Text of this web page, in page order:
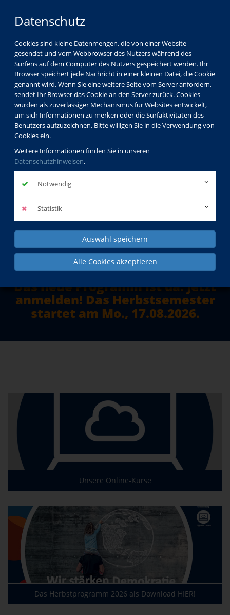
Datenschutz
Cookies sind kleine Datenmengen, die von einer Website
gesendet und vom Webbrowser des Nutzers während des
Surfens auf dem Computer des Nutzers gespeichert werden. Ihr
Browser speichert jede Nachricht in einer kleinen Datei, die Cookie
genannt wird. Wenn Sie eine weitere Seite vom Server anfordern,
sendet Ihr Browser das Cookie an den Server zurück. Cookies
wurden als zuverlässiger Mechanismus für Websites entwickelt,
um sich Informationen zu merken oder die Surfaktivitäten des
Benutzers aufzuzeichnen. Bitte willigen Sie in die Verwendung von
Cookies ein.
Weitere Informationen finden Sie in unseren
Datenschutzhinweisen.
Notwendig
Statistik
Auswahl speichern
Alle Cookies akzeptieren
Deutsch als Zweitsprache - Alphabetisierungskurs
Das neue Programm ist da. Jetzt
anmelden! Das Herbstsemester
startet am Mo., 17.08.2026.
Unsere Online-Kurse
Das Herbstprogramm 2026 als Download HIER!